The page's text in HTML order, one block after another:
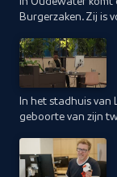
Burgerzaken. Zij is
gemeente.
In het stadhuis van
geboorte van zijn